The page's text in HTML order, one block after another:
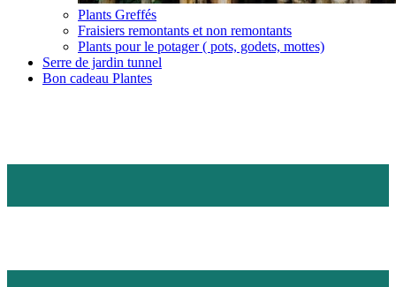
Plants Greffés
Fraisiers remontants et non remontants
Plants pour le potager ( pots, godets, mottes)
Serre de jardin tunnel
Bon cadeau Plantes